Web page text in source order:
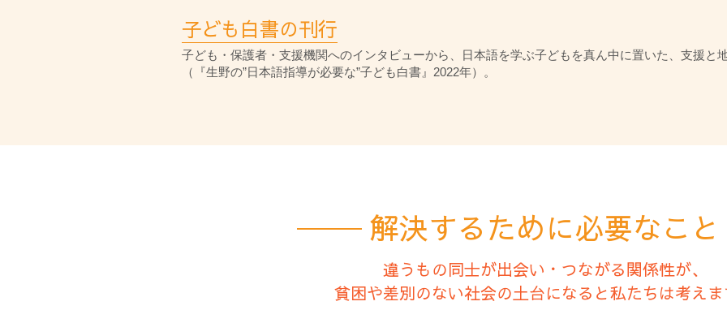
子ども白書の刊行
子ども・保護者・支援機関へのインタビューから、日本語を学ぶ子どもを真ん中に置いた、支援と
（『生野の”日本語指導が必要な”子ども白書』2022年）。
解決するために必要なこと
違うもの同士が出会い・つながる関係性が、
貧困や差別のない社会の土台になると私たちは考え